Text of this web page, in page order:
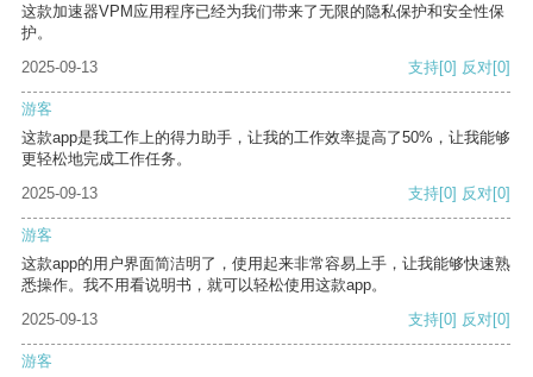
这款加速器VPM应用程序已经为我们带来了无限的隐私保护和安全性保
护。
2025-09-13
支持[0] 反对[0]
游客
这款app是我工作上的得力助手，让我的工作效率提高了50%，让我能够
更轻松地完成工作任务。
2025-09-13
支持[0] 反对[0]
游客
这款app的用户界面简洁明了，使用起来非常容易上手，让我能够快速熟
悉操作。我不用看说明书，就可以轻松使用这款app。
2025-09-13
支持[0] 反对[0]
游客